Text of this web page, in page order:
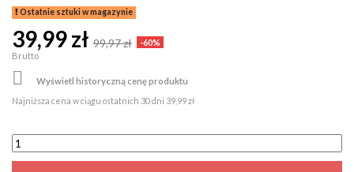
Ostatnie sztuki w magazynie
39,99 zł 99,97 zł -60%
Brutto

Wyświetl historyczną cenę produktu
Najniższa cena w ciągu ostatnich 30 dni 39,99 zł